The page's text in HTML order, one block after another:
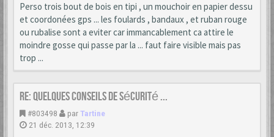
Perso trois bout de bois en tipi , un mouchoir en papier dessu
et coordonées gps ... les foulards , bandaux , et ruban rouge
ou rubalise sont a eviter car immancablement ca attire le
moindre gosse qui passe par la ... faut faire visible mais pas
trop ...
Re: Quelques conseils de sécurité ...
#803498 parTartine
21 déc. 2013, 12:39